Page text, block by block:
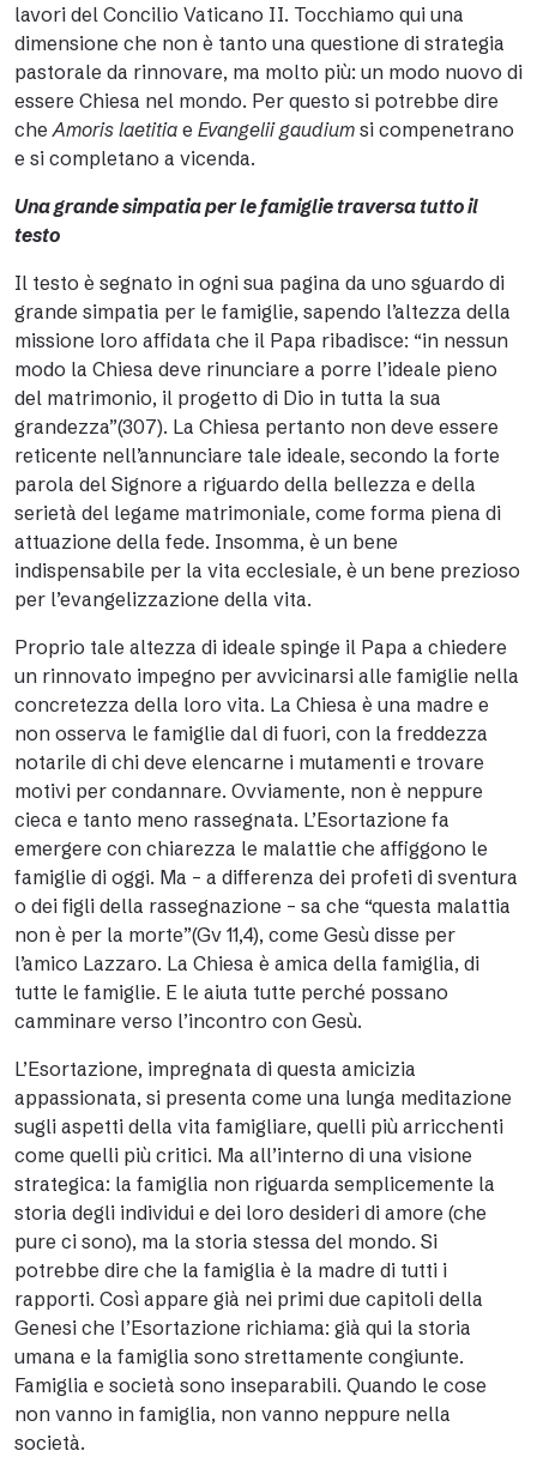
lavori del Concilio Vaticano II. Tocchiamo qui una
dimensione che non è tanto una questione di strategia
pastorale da rinnovare, ma molto più: un modo nuovo di
essere Chiesa nel mondo. Per questo si potrebbe dire
cheAmoris laetitia e Evangelii gaudium si compenetrano
e si completano a vicenda.
Una grande simpatia per le famiglie traversa tutto il
testo
Il testo è segnato in ogni sua pagina da uno sguardo di
grande simpatia per le famiglie, sapendo l’altezza della
missione loro affidata che il Papa ribadisce: “in nessun
modo la Chiesa deve rinunciare a porre l’ideale pieno
del matrimonio, il progetto di Dio in tutta la sua
grandezza”(307). La Chiesa pertanto non deve essere
reticente nell’annunciare tale ideale, secondo la forte
parola del Signore a riguardo della bellezza e della
serietà del legame matrimoniale, come forma piena di
attuazione della fede. Insomma, è un bene
indispensabile per la vita ecclesiale, è un bene prezioso
per l’evangelizzazione della vita.
Proprio tale altezza di ideale spinge il Papa a chiedere
un rinnovato impegno per avvicinarsi alle famiglie nella
concretezza della loro vita. La Chiesa è una madre e
non osserva le famiglie dal di fuori, con la freddezza
notarile di chi deve elencarne i mutamenti e trovare
motivi per condannare. Ovviamente, non è neppure
cieca e tanto meno rassegnata. L’Esortazione fa
emergere con chiarezza le malattie che affiggono le
famiglie di oggi. Ma – a differenza dei profeti di sventura
o dei figli della rassegnazione – sa che “questa malattia
non è per la morte”(Gv 11,4), come Gesù disse per
l’amico Lazzaro. La Chiesa è amica della famiglia, di
tutte le famiglie. E le aiuta tutte perché possano
camminare verso l’incontro con Gesù.
L’Esortazione, impregnata di questa amicizia
appassionata, si presenta come una lunga meditazione
sugli aspetti della vita famigliare, quelli più arricchenti
come quelli più critici. Ma all’interno di una visione
strategica: la famiglia non riguarda semplicemente la
storia degli individui e dei loro desideri di amore (che
pure ci sono), ma la storia stessa del mondo. Si
potrebbe dire che la famiglia è la madre di tutti i
rapporti. Così appare già nei primi due capitoli della
Genesi che l’Esortazione richiama: già qui la storia
umana e la famiglia sono strettamente congiunte.
Famiglia e società sono inseparabili. Quando le cose
non vanno in famiglia, non vanno neppure nella
società.